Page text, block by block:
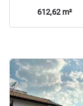
612,62 m²